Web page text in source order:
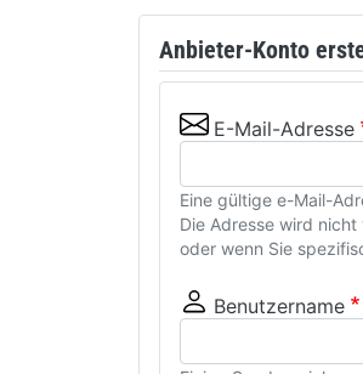
Anbieter-Konto
E-Mail-Adresse
Eine gültige e-Mail-
Die Adresse wird
oder wenn Sie
Benutzername